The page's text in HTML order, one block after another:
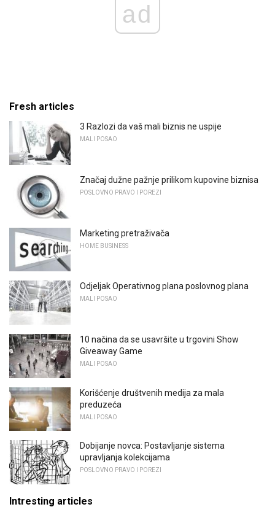
ad
Fresh articles
3 Razlozi da vaš mali biznis ne uspije
MALI POSAO
Značaj dužne pažnje prilikom kupovine biznisa
POSLOVNO PRAVO I POREZI
Marketing pretraživača
HOME BUSINESS
Odjeljak Operativnog plana poslovnog plana
MALI POSAO
10 načina da se usavršite u trgovini Show
Giveaway Game
MALI POSAO
Korišćenje društvenih medija za mala
preduzeća
MALI POSAO
Dobijanje novca: Postavljanje sistema
upravljanja kolekcijama
POSLOVNO PRAVO I POREZI
Intresting articles